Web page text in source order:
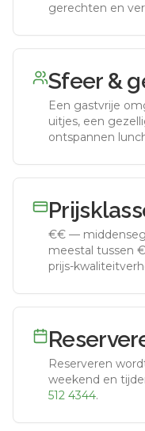
gerechten en
Sfeer &
Een gastvrije
uitjes, een
ontspannen
€€ —
meestal tussen
prijs-
Reserveren
weekend en
512 4344.